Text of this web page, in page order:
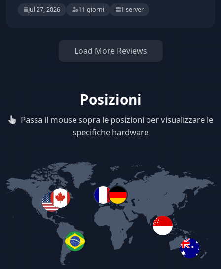
Jul 27, 2026 11 giorni 1 server
Load More Reviews
Posizioni
Passa il mouse sopra le posizioni per visualizzare le
specifiche hardware